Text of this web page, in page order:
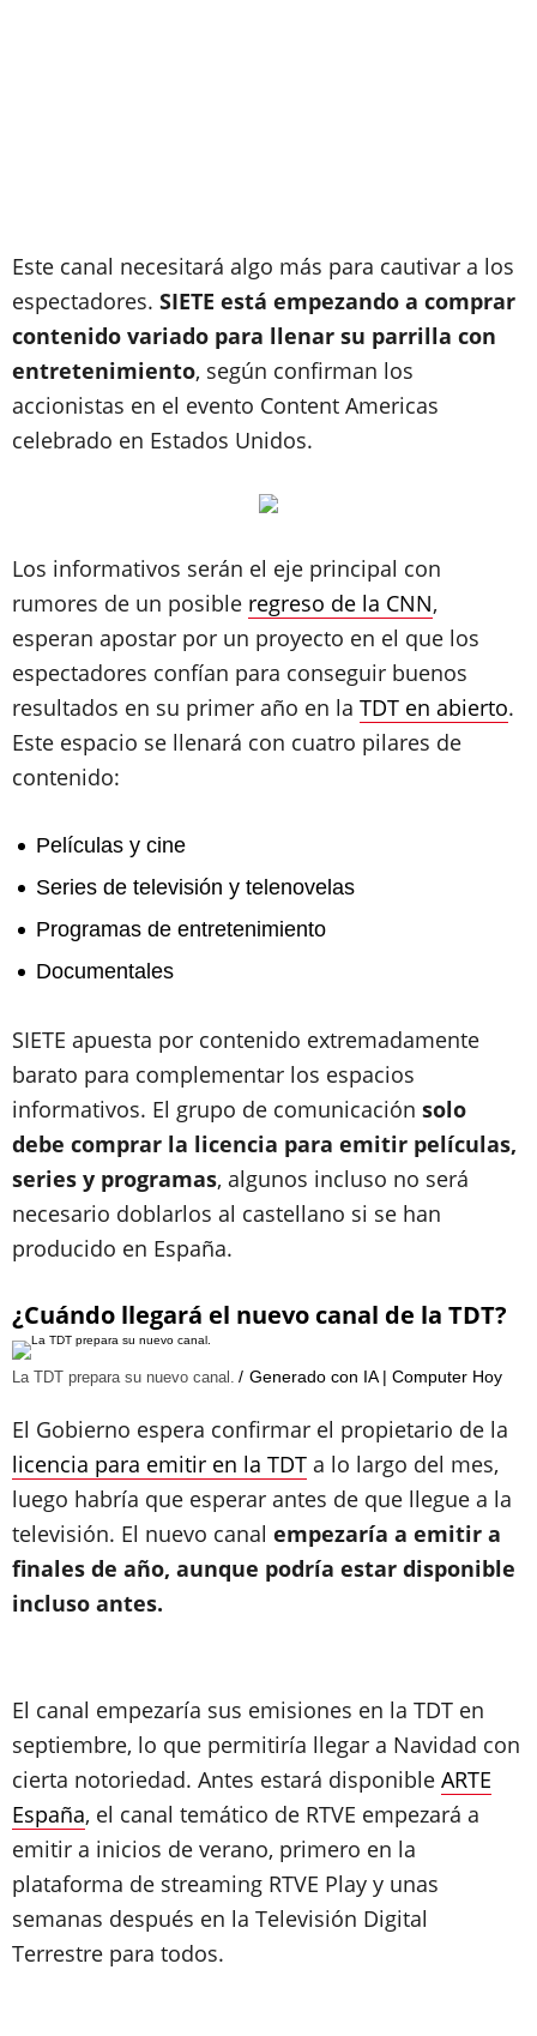
Este canal necesitará algo más para cautivar a los
espectadores. SIETE está empezando a comprar
contenido variado para llenar su parrilla con
entretenimiento, según confirman los
accionistas en el evento Content Americas
celebrado en Estados Unidos.
Los informativos serán el eje principal con
rumores de un posible regreso de la CNN,
esperan apostar por un proyecto en el que los
espectadores confían para conseguir buenos
resultados en su primer año en la TDT en abierto.
Este espacio se llenará con cuatro pilares de
contenido:
Películas y cine
Series de televisión y telenovelas
Programas de entretenimiento
Documentales
SIETE apuesta por contenido extremadamente
barato para complementar los espacios
informativos. El grupo de comunicación solo
debe comprar la licencia para emitir películas,
series y programas, algunos incluso no será
necesario doblarlos al castellano si se han
producido en España.
¿Cuándo llegará el nuevo canal de la TDT?
La TDT prepara su nuevo canal. Generado con IA | Computer Hoy
El Gobierno espera confirmar el propietario de la
licencia para emitir en la TDT a lo largo del mes,
luego habría que esperar antes de que llegue a la
televisión. El nuevo canal empezaría a emitir a
finales de año, aunque podría estar disponible
incluso antes.
El canal empezaría sus emisiones en la TDT en
septiembre, lo que permitiría llegar a Navidad con
cierta notoriedad. Antes estará disponible ARTE
España, el canal temático de RTVE empezará a
emitir a inicios de verano, primero en la
plataforma de streaming RTVE Play y unas
semanas después en la Televisión Digital
Terrestre para todos.